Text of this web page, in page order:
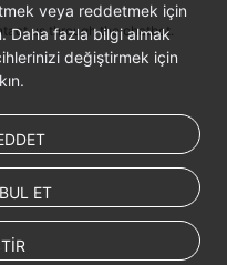
us through the chatbot.
veya reddetmek için
Daha fazla bilgi almak
değiştirmek için
ET